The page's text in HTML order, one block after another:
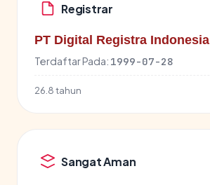
Registrar
PT Digital Registra Indonesia
Terdaftar Pada: 1999-07-28
26.8 tahun
Sangat Aman